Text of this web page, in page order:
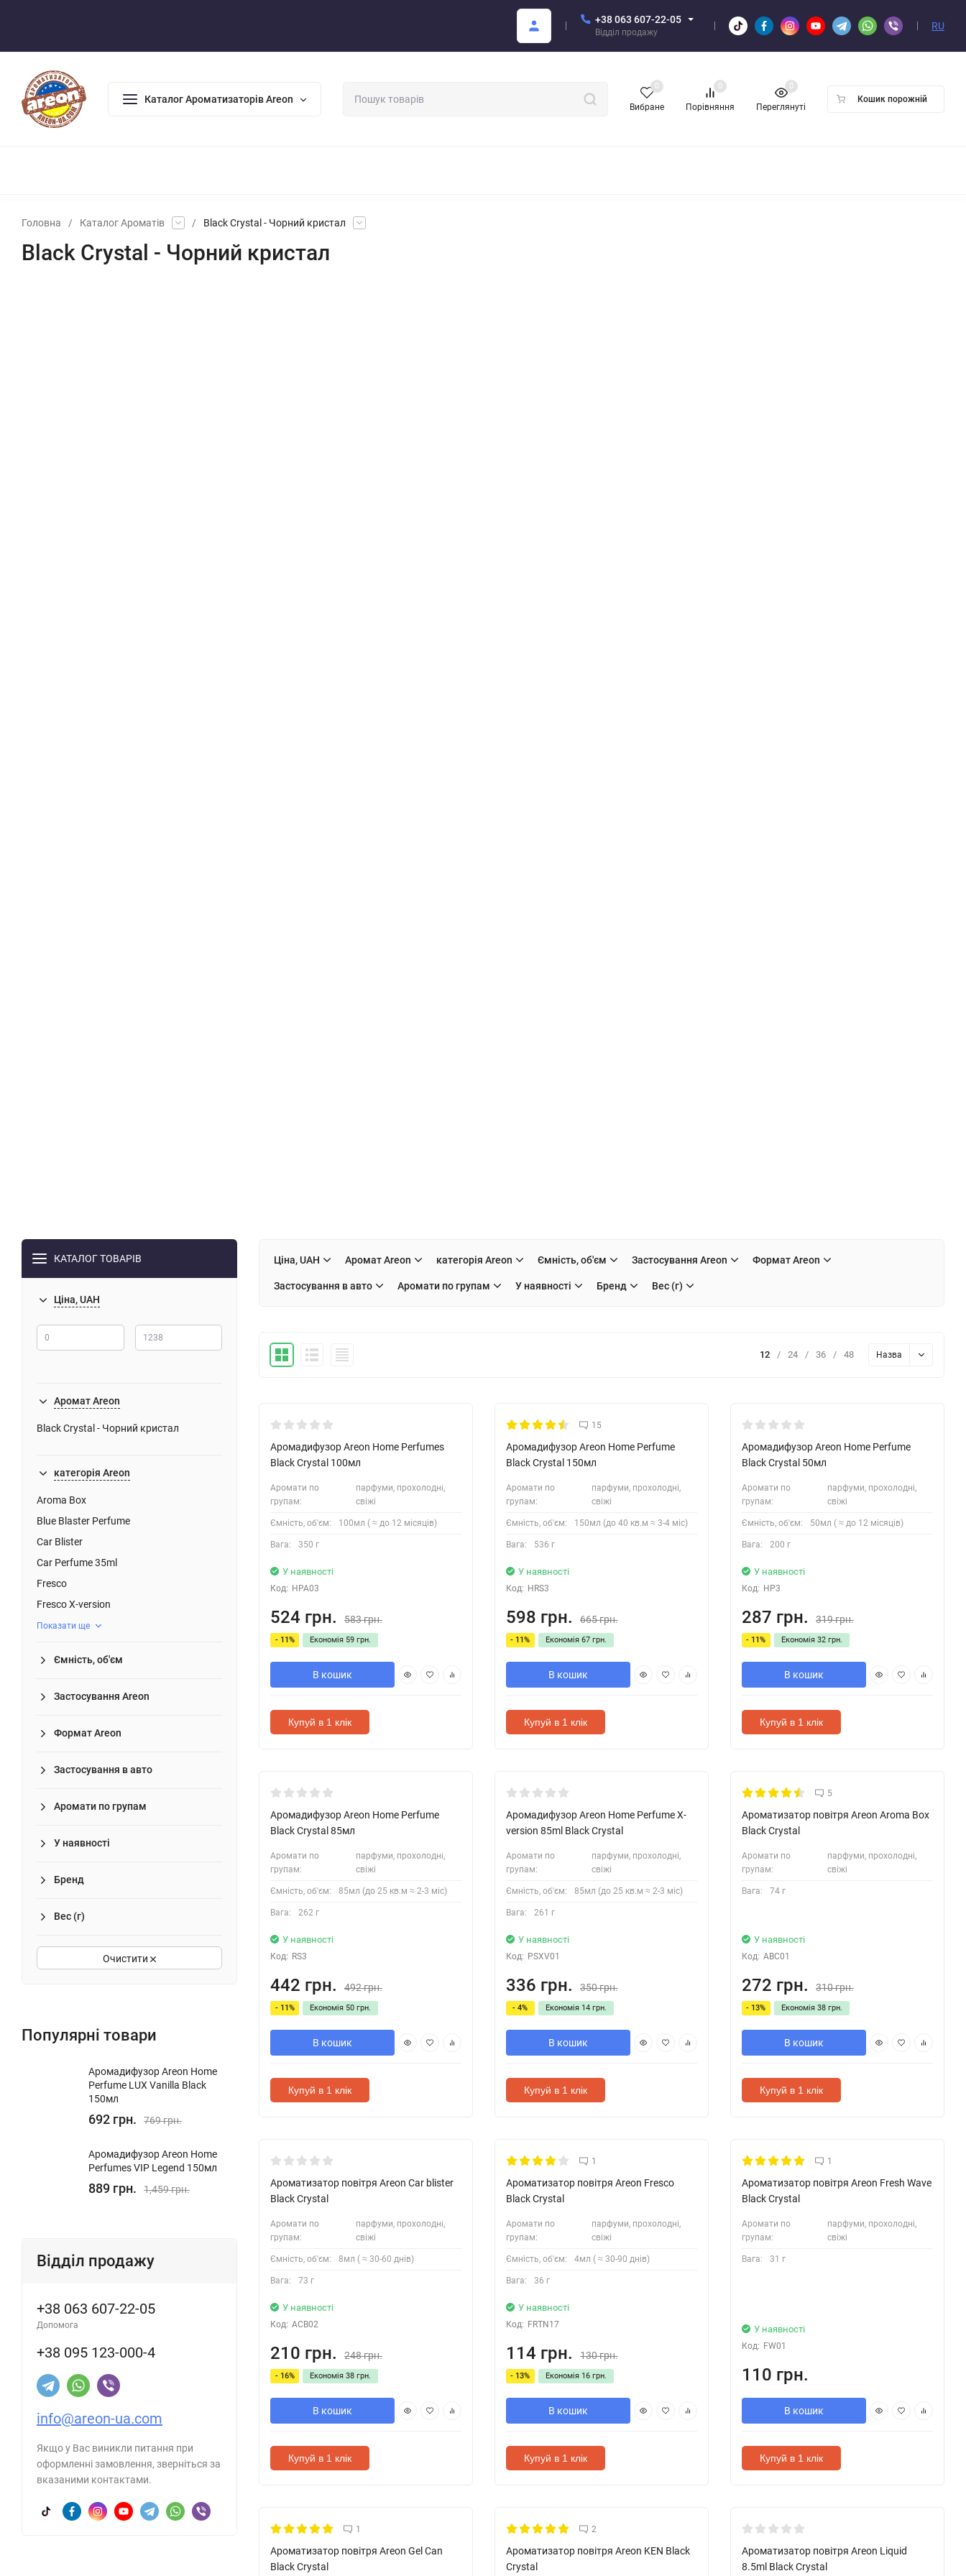
+38 063 607-22-05
Відділ продажу
RU
Каталог Ароматизаторів Areon
Вибране
0
Порівняння
0
Переглянуті
0
Кошик порожній
Головна / Каталог Ароматів / Black Crystal - Чорний кристал
Black Crystal - Чорний кристал
КАТАЛОГ ТОВАРІВ
Ціна, UAH
Аромат Areon
Black Crystal - Чорний кристал
категорія Areon
Aroma Box
Blue Blaster Perfume
Car Blister
Car Perfume 35ml
Fresco
Fresco X-version
Показати ще
Ємність, об'єм
Застосування Areon
Формат Areon
Застосування в авто
Аромати по групам
У наявності
Бренд
Вес (г)
Очистити
Популярні товари
Аромадифузор Areon Home
Perfume LUX Vanilla Black
150мл
692 грн. 769 грн.
Аромадифузор Areon Home
Perfumes VIP Legend 150мл
889 грн. 1,459 грн.
Відділ продажу
+38 063 607-22-05
Допомога
+38 095 123-000-4
info@areon-ua.com
Якщо у Вас виникли питання при
оформленні замовлення, зверніться за
вказаними контактами.
Ціна, UAH Аромат Areon категорія Areon Ємність, об'єм Застосування Areon Формат Areon
Застосування в авто Аромати по групам У наявності Бренд Вес (г)
12 / 24 / 36 / 48 Назва
Аромадифузор Areon Home Perfumes
Black Crystal 100мл
Аромати по
групам:
парфуми, прохолодні,
свіжі
Ємність, об'єм: 100мл ( ≈ до 12 місяців)
Вага: 350 г
У наявності
Код: HPA03
524 грн. 583 грн.
- 11% Економія 59 грн.
В кошик
Купуй в 1 клік
Безкоштовна Доставка
15
Аромадифузор Areon Home Perfume
Black Crystal 150мл
Аромати по
групам:
парфуми, прохолодні,
свіжі
Ємність, об'єм: 150мл (до 40 кв.м ≈ 3-4 міс)
Вага: 536 г
У наявності
Код: HRS3
598 грн. 665 грн.
- 11% Економія 67 грн.
В кошик
Купуй в 1 клік
Аромадифузор Areon Home Perfume
Black Crystal 50мл
Аромати по
групам:
парфуми, прохолодні,
свіжі
Ємність, об'єм: 50мл ( ≈ до 12 місяців)
Вага: 200 г
У наявності
Код: HP3
287 грн. 319 грн.
- 11% Економія 32 грн.
В кошик
Купуй в 1 клік
Аромадифузор Areon Home Perfume
Black Crystal 85мл
Аромати по
групам:
парфуми, прохолодні,
свіжі
Ємність, об'єм: 85мл (до 25 кв.м ≈ 2-3 міс)
Вага: 262 г
У наявності
Код: RS3
442 грн. 492 грн.
- 11% Економія 50 грн.
В кошик
Купуй в 1 клік
Аромадифузор Areon Home Perfume X-
version 85ml Black Crystal
Аромати по
групам:
парфуми, прохолодні,
свіжі
Ємність, об'єм: 85мл (до 25 кв.м ≈ 2-3 міс)
Вага: 261 г
У наявності
Код: PSXV01
336 грн. 350 грн.
- 4% Економія 14 грн.
В кошик
Купуй в 1 клік
5
Ароматизатор повітря Areon Aroma Box
Black Crystal
Аромати по
групам:
парфуми, прохолодні,
свіжі
Вага: 74 г
У наявності
Код: ABC01
272 грн. 310 грн.
- 13% Економія 38 грн.
В кошик
Купуй в 1 клік
Ароматизатор повітря Areon Car blister
Black Crystal
Аромати по
групам:
парфуми, прохолодні,
свіжі
Ємність, об'єм: 8мл ( ≈ 30-60 днів)
Вага: 73 г
У наявності
Код: ACB02
210 грн. 248 грн.
- 16% Економія 38 грн.
В кошик
Купуй в 1 клік
1
Ароматизатор повітря Areon Fresco
Black Crystal
Аромати по
групам:
парфуми, прохолодні,
свіжі
Ємність, об'єм: 4мл ( ≈ 30-90 днів)
Вага: 36 г
У наявності
Код: FRTN17
114 грн. 130 грн.
- 13% Економія 16 грн.
В кошик
Купуй в 1 клік
1
Ароматизатор повітря Areon Fresh Wave
Black Crystal
Аромати по
групам:
парфуми, прохолодні,
свіжі
Вага: 31 г
У наявності
Код: FW01
110 грн.
В кошик
Купуй в 1 клік
1
Ароматизатор повітря Areon Gel Can
Black Crystal
2
Ароматизатор повітря Areon KEN Black
Crystal
Ароматизатор повітря Areon Liquid
8.5ml Black Crystal